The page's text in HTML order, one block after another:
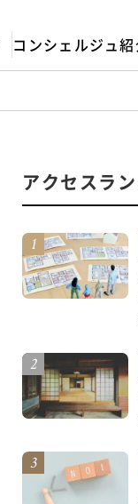
コンシェルジュ
アクセスラ